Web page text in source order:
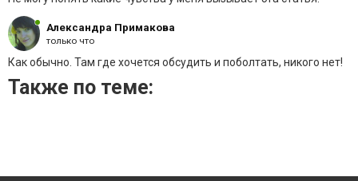
сборную России от участия в международных матчах.
К слову, такая же участь настигла и сборную
Белоруссии, поэтому Путину придется
довольствоваться матчами разве что с
беспрекословно слушающимся его Александром
Александра Примакова
только что
Как обычно. Там где хочется обсудить и поболтать, никого нет!
Также по теме: